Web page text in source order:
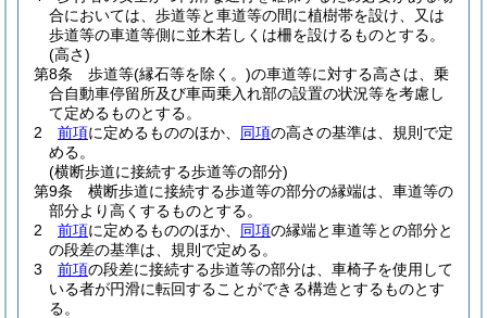
合においては、歩道等と車道等の間に植樹帯を設け、又は
歩道等の車道等側に並木若しくは柵を設けるものとする。
(高さ)
第8条
歩道等(縁石等を除く。)の車道等に対する高さは、乗
合自動車停留所及び車両乗入れ部の設置の状況等を考慮し
て定めるものとする。
2
前項に定めるもののほか、 同項の高さの基準は、規則で定
める。
(横断歩道に接続する歩道等の部分)
第9条
横断歩道に接続する歩道等の部分の縁端は、車道等の
部分より高くするものとする。
2
前項に定めるもののほか、 同項の縁端と車道等との部分と
の段差の基準は、規則で定める。
3
前項の段差に接続する歩道等の部分は、車椅子を使用して
いる者が円滑に転回することができる構造とするものとす
る。